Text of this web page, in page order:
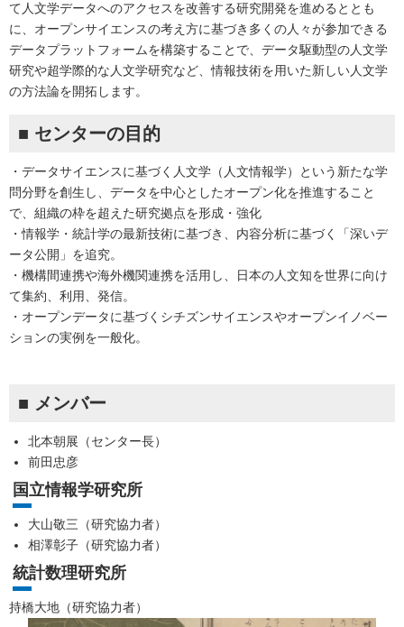
て人文学データへのアクセスを改善する研究開発を進めるととも
に、オープンサイエンスの考え方に基づき多くの人々が参加できる
データプラットフォームを構築することで、データ駆動型の人文学
研究や超学際的な人文学研究など、情報技術を用いた新しい人文学
の方法論を開拓します。
■ センターの目的
・データサイエンスに基づく人文学（人文情報学）という新たな学
問分野を創生し、データを中心としたオープン化を推進すること
で、組織の枠を超えた研究拠点を形成・強化
・情報学・統計学の最新技術に基づき、内容分析に基づく「深いデ
ータ公開」を追究。
・機構間連携や海外機関連携を活用し、日本の人文知を世界に向け
て集約、利用、発信。
・オープンデータに基づくシチズンサイエンスやオープンイノベー
ションの実例を一般化。
■ メンバー
北本朝展（センター長）
前田忠彦
国立情報学研究所
大山敬三（研究協力者）
相澤彰子（研究協力者）
統計数理研究所
持橋大地（研究協力者）